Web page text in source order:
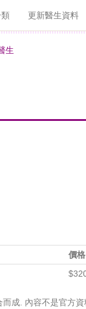
更新醫生資料
生
價格
成. 內容不是官方